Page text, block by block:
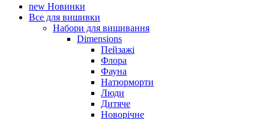
new Новинки
Все для вишивки
Набори для вишивання
Dimensions
Пейзажі
Флора
Фауна
Натюрморти
Люди
Дитяче
Новорічне